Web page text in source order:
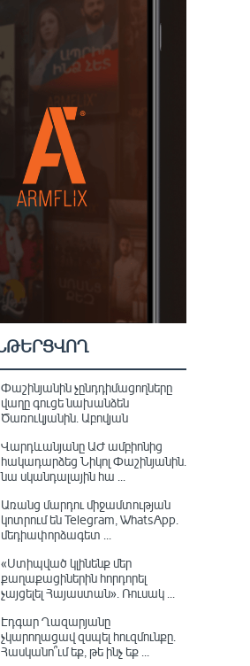
Փաշինյանին չընդդիմացողները
վաղը գուցե նախանձեն
Ծառուկյանին. Աբովյան
Վարդևանյանը ԱԺ ամբիոնից
հակադարձեց Նիկոլ Փաշինյանին․
նա սկանդալային հա ...
Առանց մարդու միջամտության
կոտրում են Telegram, WhatsApp․
մեդիափորձագետ ...
«Ստիպված կլինենք մեր
քաղաքացիներին հորդորել
չայցելել Հայաստան»․ Ռուսակ ...
Էդգար Ղազարյանը
չկարողացավ զսպել հուզմունքը.
Հասկանո՞ւմ եք, թե ինչ եք ...